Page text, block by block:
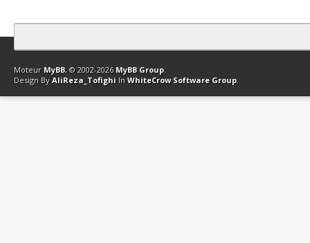
Contact Club Affiliation Retourner en haut Version bas-débit
Moteur MyBB, © 2002-2026 MyBB Group.
Design By AliReza_Tofighi In WhiteCrow Software Group.